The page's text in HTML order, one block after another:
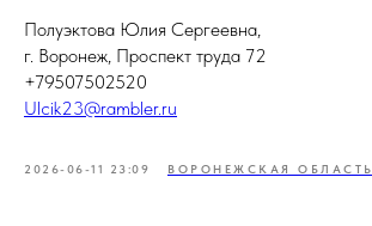
Полуэктова Юлия Сергеевна,
г. Воронеж, Проспект труда 72
+79507502520
Ulcik23@rambler.ru
2026-06-11 23:09 ВОРОНЕЖСКАЯ ОБЛАСТЬ